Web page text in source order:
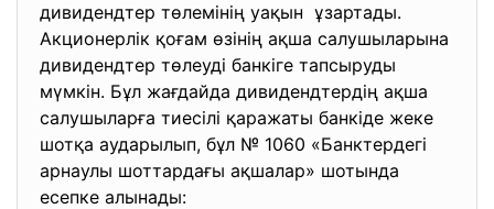
дивидендтер төлемінің уақын ұзартады.
Акционерлік қоғам өзінің ақша салушыларына
дивидендтер төлеуді банкіге тапсыруды
мүмкін. Бұл жағдайда дивидендтердің ақша
салушыларға тиесілі қаражаты банкіде жеке
шотқа аударылып, бұл № 1060 «Банктердегі
арнаулы шоттардағы ақшалар» шотында
есепке алынады: